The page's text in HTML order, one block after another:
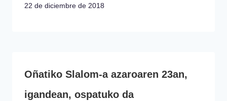
22 de diciembre de 2018
Oñatiko Slalom-a azaroaren 23an,
igandean, ospatuko da